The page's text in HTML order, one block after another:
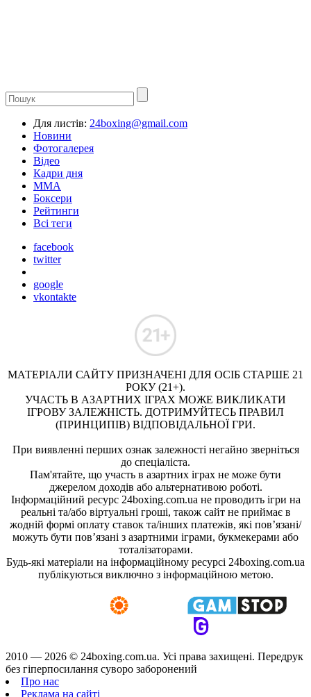
Для листів: 24boxing@gmail.com
Новини
Фотогалерея
Відео
Кадри дня
ММА
Боксери
Рейтинги
Всі теги
facebook
twitter
google
vkontakte
МАТЕРІАЛИ САЙТУ ПРИЗНАЧЕНІ ДЛЯ ОСІБ СТАРШЕ 21
РОКУ (21+).
УЧАСТЬ В АЗАРТНИХ ІГРАХ МОЖЕ ВИКЛИКАТИ
ІГРОВУ ЗАЛЕЖНІСТЬ. ДОТРИМУЙТЕСЬ ПРАВИЛ
(ПРИНЦИПІВ) ВІДПОВІДАЛЬНОЇ ГРИ.
При виявленні перших ознак залежності негайно зверніться
до спеціаліста.
Пам'ятайте, що участь в азартних іграх не може бути
джерелом доходів або альтернативою роботі.
Інформаційний ресурс 24boxing.com.ua не проводить ігри на
реальні та/або віртуальні гроші, також сайт не приймає в
жодній формі оплату ставок та/інших платежів, які пов’язані/
можуть бути пов’язані з азартними іграми, букмекерами або
тоталізаторами.
Будь-які матеріали на інформаційному ресурсі 24boxing.com.ua
публікуються виключно з інформаційною метою.
2010 — 2026 © 24boxing.com.ua. Усi права захищенi. Передрук
без гіперпосилання суворо заборонений
Про нас
Реклама на сайті